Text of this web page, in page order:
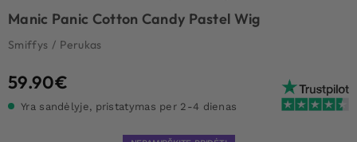
Manic Panic Cotton Candy Pastel Wig
Smiffys / Perukas
59.90€
Yra sandėlyje, pristatymas per 2-4 dienas